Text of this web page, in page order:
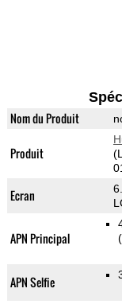
Nom du Produit
Produit
Ecran
APN Principal
APN Selfie